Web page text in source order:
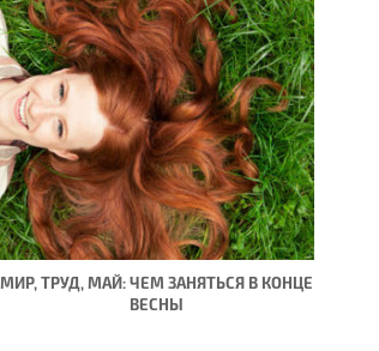
МИР, ТРУД, МАЙ: ЧЕМ ЗАНЯТЬСЯ В КОНЦЕ
ВЕСНЫ